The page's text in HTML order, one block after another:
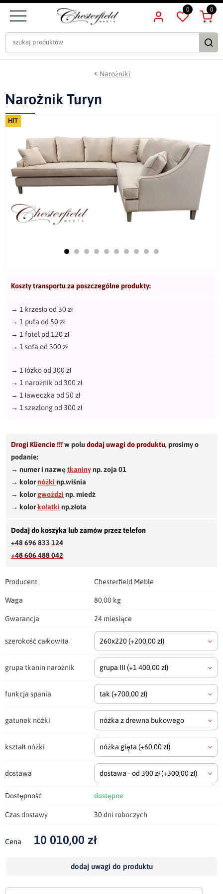
0 0
Narożniki
HIT
Narożnik Turyn
Koszty transportu za poszczególne produkty:
→ 1 krzesło od 30 zł
→ 1 pufa od 50 zł
→ 1 fotel od 120 zł
→ 1 sofa od 300 zł
→ 1 łóżko od 300 zł
→ 1 narożnik od 300 zł
→ 1 ławeczka od 50 zł
→ 1 szezlong od 300 zł
Drogi Kliencie !!!w poludodaj uwagi do produktu,prosimy o
podanie:
→ numer i nazwętkaninynp. zoja 01
→ kolornóżki np.wiśnia
→ kolorgwożdzi np. miedź
→ kolorkołatki np.złota
Dodaj do koszyka lub zamów przez telefon
+48 696 833 124
+48 606 488 042
Producent Chesterfield Meble
Waga 80,00 kg
Gwarancja 24 miesiące
szerokość całkowita 260x220(+200,00 zł)
grupa tkanin narożnik grupa III (+1 400,00 zł)
funkcja spania tak (+700,00 zł)
gatunek nóżki nóżka z drewna bukowego
kształt nóżki nóżka gięta (+60,00 zł)
dostawa dostawa - od 300 zł(+300,00 zł)
Dostępność dostępne
Czas dostawy 30 dni roboczych
Cena 10 010,00 zł
dodaj uwagi do produktu